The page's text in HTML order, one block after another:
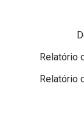
Relatório
Relatório